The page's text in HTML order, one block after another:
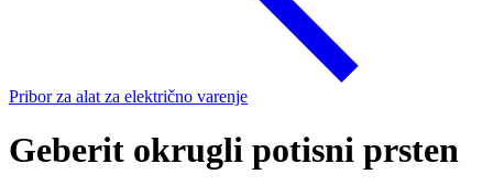
Pribor za alat za električno varenje
Geberit okrugli potisni prsten